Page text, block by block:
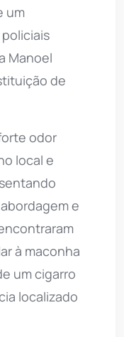
um
Manoel
de
odor
local e
e
à maconha
um cigarro
localizado